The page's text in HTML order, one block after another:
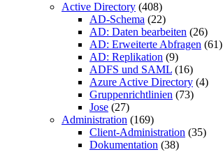
Active Directory (408)
AD-Schema (22)
AD: Daten bearbeiten (26)
AD: Erweiterte Abfragen (61)
AD: Replikation (9)
ADFS und SAML (16)
Azure Active Directory (4)
Gruppenrichtlinien (73)
Jose (27)
Administration (169)
Client-Administration (35)
Dokumentation (38)